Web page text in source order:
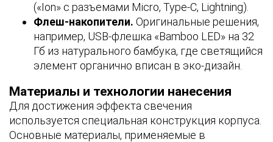
Тип крепления
Тип соединения
Цвет гравировки
(«Ion» с разъемами Micro, Type-C, Lightning).
Флеш-накопители. Оригинальные решения,
например, USB-флешка «Bamboo LED» на 32
Гб из натурального бамбука, где светящийся
элемент органично вписан в эко-дизайн.
Материалы и технологии нанесения
Для достижения эффекта свечения
используется специальная конструкция корпуса.
Основные материалы, применяемые в